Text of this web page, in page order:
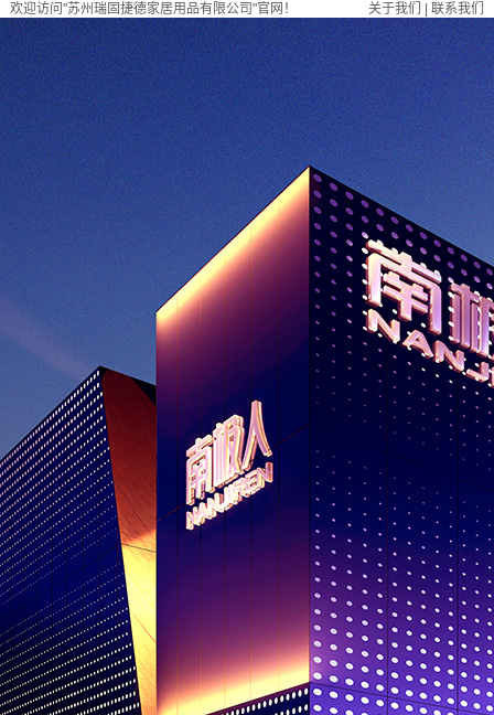
关于我们 联系我们
欢迎访问"苏州瑞固捷德家居用品有限公司"官网！